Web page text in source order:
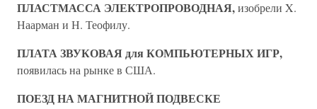
ПЛАСТМАССА ЭЛЕКТРОПРОВОДНАЯ,изобрели X.
Наарман и Н. Теофилу.
ПЛАТА ЗВУКОВАЯ для КОМПЬЮТЕРНЫХ ИГР,
появилась на рынке в США.
ПОЕЗД НА МАГНИТНОЙ ПОДВЕСКЕ